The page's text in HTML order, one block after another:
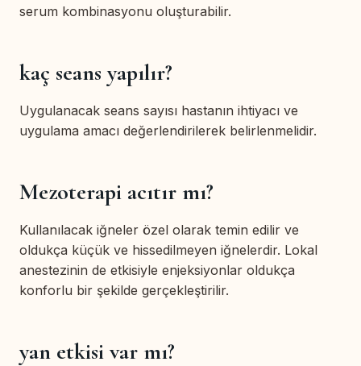
serum kombinasyonu oluşturabilir.
kaç seans yapılır?
Uygulanacak seans sayısı hastanın ihtiyacı ve
uygulama amacı değerlendirilerek belirlenmelidir.
Mezoterapi acıtır mı?
Kullanılacak iğneler özel olarak temin edilir ve
oldukça küçük ve hissedilmeyen iğnelerdir. Lokal
anestezinin de etkisiyle enjeksiyonlar oldukça
konforlu bir şekilde gerçekleştirilir.
yan etkisi var mı?